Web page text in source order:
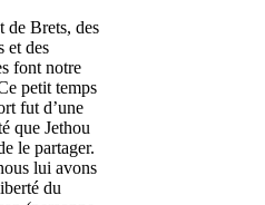
de Brets, des
et des
font notre
petit temps
fut d’une
que Jethou
le partager.
lui avons
du